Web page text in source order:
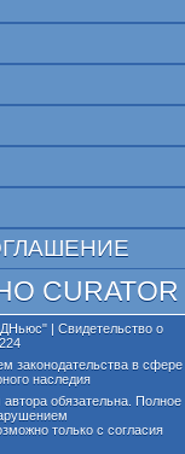
CURATOR
| Свидетельство о
законодательства в сфере
наследия
обязательна. Полное
только с согласия